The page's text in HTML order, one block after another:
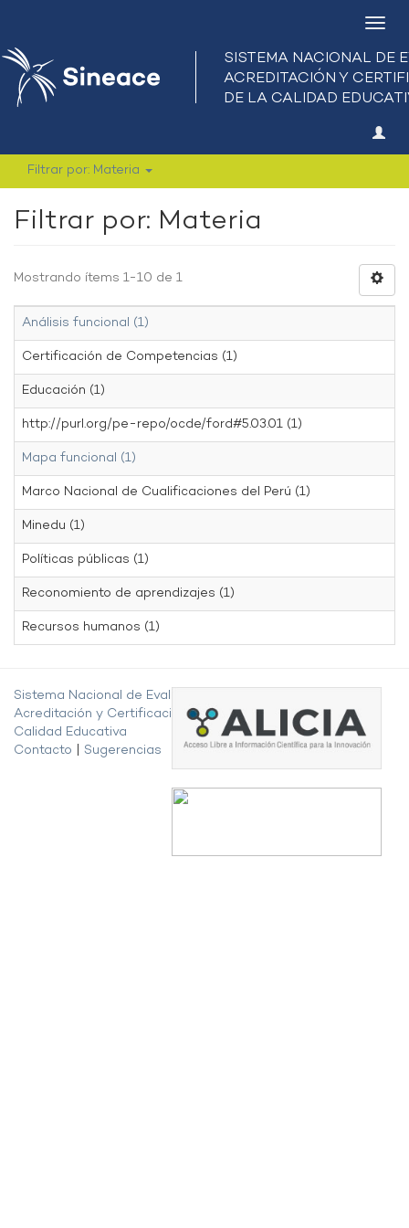
Filtrar por: Materia
Filtrar por: Materia
Mostrando ítems 1-10 de 1
Análisis funcional (1)
Certificación de Competencias (1)
Educación (1)
http://purl.org/pe-repo/ocde/ford#5.03.01 (1)
Mapa funcional (1)
Marco Nacional de Cualificaciones del Perú (1)
Minedu (1)
Políticas públicas (1)
Reconomiento de aprendizajes (1)
Recursos humanos (1)
Sistema Nacional de Evaluación,
Acreditación y Certificación de la
Calidad Educativa
Contacto
Sugerencias